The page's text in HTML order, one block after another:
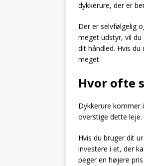
dykkerure, der er
Der er selvfølgelig
meget udstyr, vil
dit håndled. Hvis
meget.
Hvor ofte
Dykkerure kommer
overstige dette leje.
Hvis du bruger dit
investere i et, der
peger en højere